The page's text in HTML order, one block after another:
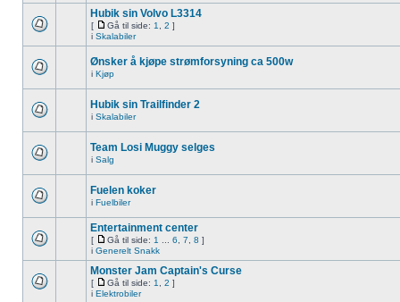
Hubik sin Volvo L3314
[ Gå til side: 1 2 ]
i Skalabiler
Ønsker å kjøpe strømforsyning ca 500w
i Kjøp
Hubik sin Trailfinder 2
i Skalabiler
Team Losi Muggy selges
i Salg
Fuelen koker
i Fuelbiler
Entertainment center
[ Gå til side: 1 6 7 8 ]
i Generelt Snakk
Monster Jam Captain's Curse
[ Gå til side: 1 2 ]
i Elektrobiler